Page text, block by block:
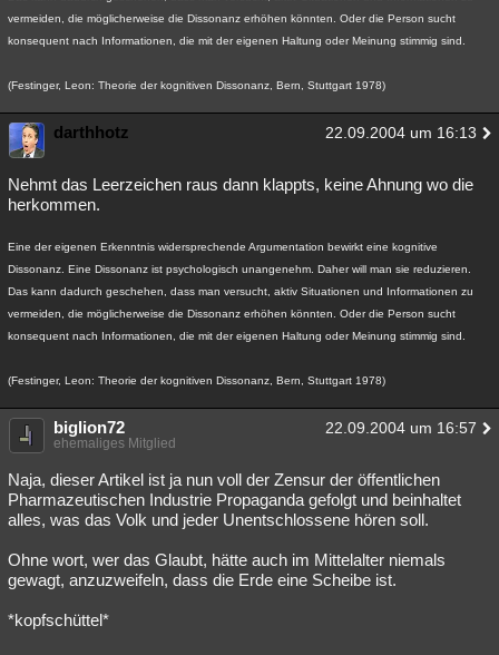
vermeiden, die möglicherweise die Dissonanz erhöhen könnten. Oder die Person sucht
konsequent nach Informationen, die mit der eigenen Haltung oder Meinung stimmig sind.
(Festinger, Leon: Theorie der kognitiven Dissonanz, Bern, Stuttgart 1978)
darthhotz 22.09.2004 um 16:13
Nehmt das Leerzeichen raus dann klappts, keine Ahnung wo die
herkommen.
Eine der eigenen Erkenntnis widersprechende Argumentation bewirkt eine kognitive
Dissonanz. Eine Dissonanz ist psychologisch unangenehm. Daher will man sie reduzieren.
Das kann dadurch geschehen, dass man versucht, aktiv Situationen und Informationen zu
vermeiden, die möglicherweise die Dissonanz erhöhen könnten. Oder die Person sucht
konsequent nach Informationen, die mit der eigenen Haltung oder Meinung stimmig sind.
(Festinger, Leon: Theorie der kognitiven Dissonanz, Bern, Stuttgart 1978)
biglion72 22.09.2004 um 16:57
ehemaliges Mitglied
Naja, dieser Artikel ist ja nun voll der Zensur der öffentlichen
Pharmazeutischen Industrie Propaganda gefolgt und beinhaltet
alles, was das Volk und jeder Unentschlossene hören soll.
Ohne wort, wer das Glaubt, hätte auch im Mittelalter niemals
gewagt, anzuzweifeln, dass die Erde eine Scheibe ist.
*kopfschüttel*